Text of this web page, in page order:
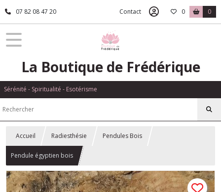
07 82 08 47 20 Contact 0 0
La Boutique de Frédérique
Sérénité - Spiritualité - Esotérisme
Accueil Radiesthésie Pendules Bois
Pendule égyptien bois